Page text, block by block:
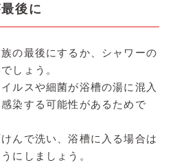
後に
の最後にするか、シャワーの
しょう。
ルスや細菌が浴槽の湯に混入
染する可能性があるためで
んで洗い、浴槽に入る場合は
にしましょう。